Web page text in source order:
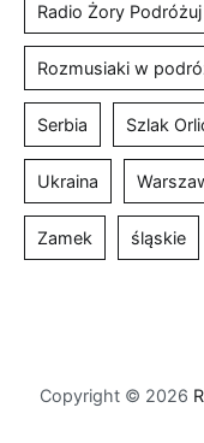
Radio Żory
Rozmusiaki w
Serbia Szlak
Ukraina
Zamek śląskie
Copyright © 2026